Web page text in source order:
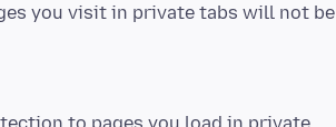
you visit in private tabs will not be